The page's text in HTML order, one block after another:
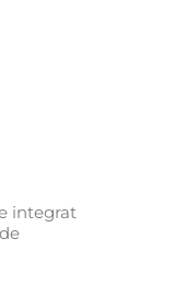
integrat